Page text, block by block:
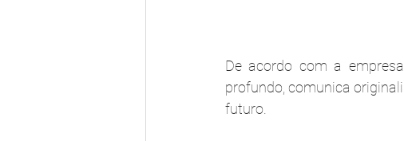
De acordo com a
profundo, comunica
futuro.